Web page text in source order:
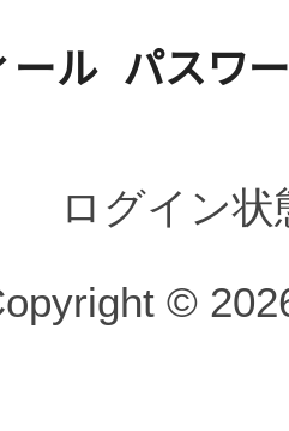
ール パスワ
ログイン
©